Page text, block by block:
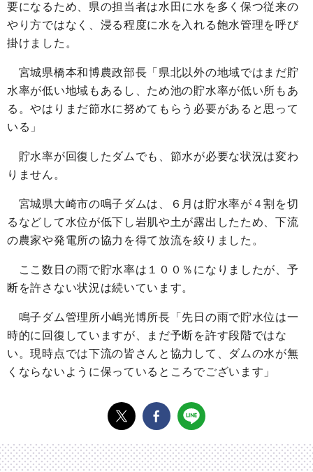
要になるため、県の担当者は水田に水を多く保つ従来の
やり方ではなく、浸る程度に水を入れる飽水管理を呼び
掛けました。
宮城県橋本和博農政部長「県北以外の地域ではまだ貯
水率が低い地域もあるし、ため池の貯水率が低い所もあ
る。やはりまだ節水に努めてもらう必要があると思って
いる」
貯水率が回復したダムでも、節水が必要な状況は変わ
りません。
宮城県大崎市の鳴子ダムは、６月は貯水率が４割を切
るなどして水位が低下し岩肌や土が露出したため、下流
の農家や発電所の協力を得て放流を絞りました。
ここ数日の雨で貯水率は１００％になりましたが、予
断を許さない状況は続いています。
鳴子ダム管理所小嶋光博所長「先日の雨で貯水位は一
時的に回復していますが、まだ予断を許す段階ではな
い。現時点では下流の皆さんと協力して、ダムの水が無
くならないように保っているところでございます」